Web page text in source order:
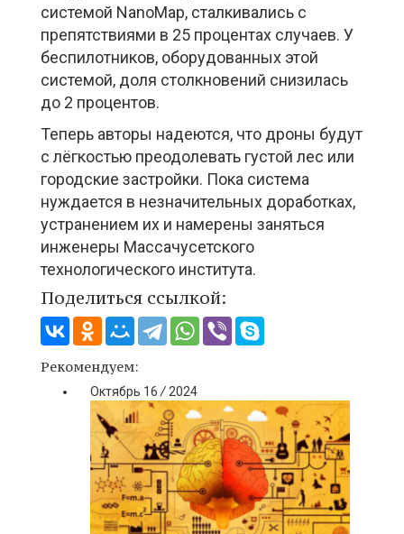
системой NanoMap, сталкивались с
препятствиями в 25 процентах случаев. У
беспилотников, оборудованных этой
системой, доля столкновений снизилась
до 2 процентов.
Теперь авторы надеются, что дроны будут
с лёгкостью преодолевать густой лес или
городские застройки. Пока система
нуждается в незначительных доработках,
устранением их и намерены заняться
инженеры Массачусетского
технологического института.
Поделиться ссылкой:
Рекомендуем:
Октябрь 16 / 2024